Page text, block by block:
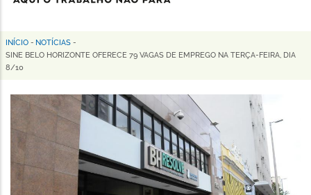
Horizonte
Trilha
de
navegação
INÍCIO - NOTÍCIAS -
SINE BELO HORIZONTE OFERECE 79 VAGAS DE EMPREGO NA TERÇA-FEIRA, DIA
8/10